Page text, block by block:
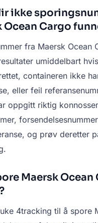
ikke
Ocean Cargo
fra Maersk Ocean
umiddelbart
containeren ikke
eller feil
oppgitt riktig
og prøv deretter
Maersk Ocean
4tracking til å spore